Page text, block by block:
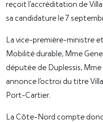
reçoit l’accréditation de
sa candidature le 7
La vice-première-ministre
Mobilité durable, Mme
députée de Duplessis,
annonce l’octroi du titre
Port-Cartier.
La Côte-Nord compte